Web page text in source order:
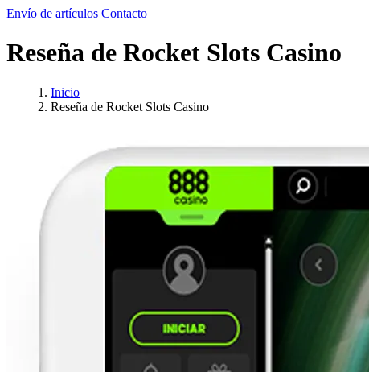
Envío de artículos Contacto
Reseña de Rocket Slots Casino
Inicio
Reseña de Rocket Slots Casino